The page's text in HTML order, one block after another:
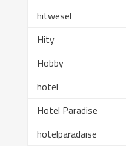
hitwesel
Hity
Hobby
hotel
Hotel Paradise
hotelparadaise